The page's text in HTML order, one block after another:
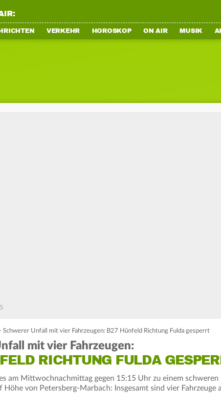
VERKEHR HOROSKOP ON AIR MUSIK
Schwerer Unfall mit vier Fahrzeugen: B27 Hünfeld Richtung Fulda gesperrt
mit vier Fahrzeugen:
RICHTUNG FULDA
am Mittwochnachmittag gegen 15:15 Uhr zu einem schweren
von Petersberg-Marbach: Insgesamt sind vier Fahrzeuge